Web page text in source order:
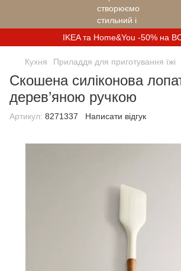
IKEA та Home&You -50% на
Кухня Приладдя для приготування їжі
Скошена силіконова
дерев’яною ручкою
Артикул: 8271337 Написати відгук